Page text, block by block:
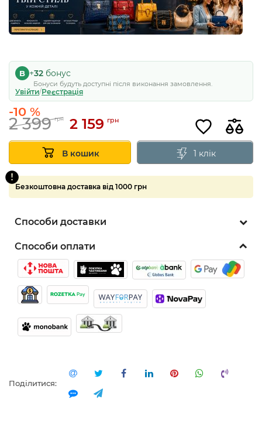
5
B +32 бонус
Бонуси будуть доступні після виконання замовлення.
Увійти/Реєстрація
2 399 грн 2 159 грн
-10 %
В кошик 1 клік
Безкоштовна доставка від 1000 грн
Способи доставки
Способи оплати
Поділитися: